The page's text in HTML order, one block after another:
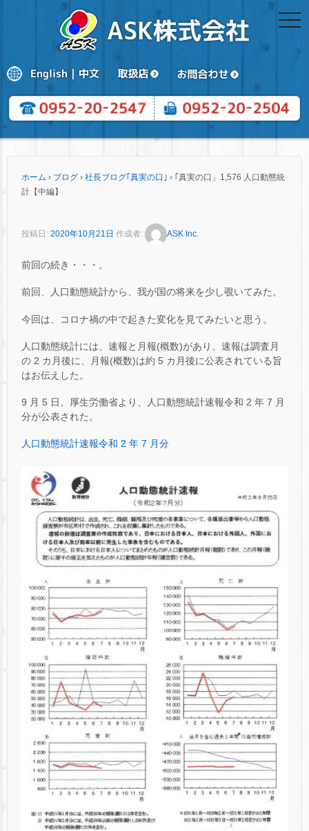
ホーム › ブログ › 社長ブログ｢真実の口｣ › ｢真実の口」1,576 人口動態統
計【中編】
投稿日: 2020年10月21日 作成者: ASK Inc.
前回の続き・・・。
前回、人口動態統計から、我が国の将来を少し覗いてみた。
今回は、コロナ禍の中で起きた変化を見てみたいと思う。
人口動態統計には、速報と月報(概数)があり、速報は調査月
の 2 カ月後に、月報(概数)は約 5 カ月後に公表されている旨
はお伝えした。
9 月 5 日、厚生労働省より、人口動態統計速報令和 2 年 7 月
分が公表された。
人口動態統計速報令和 2 年 7 月分